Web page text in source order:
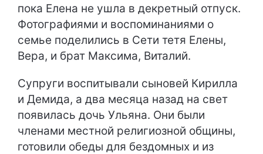
пока Елена не ушла в декретный отпуск.
Фотографиями и воспоминаниями о
семье поделились в Сети тетя Елены,
Вера, и брат Максима, Виталий.
Супруги воспитывали сыновей Кирилла
и Демида, а два месяца назад на свет
появилась дочь Ульяна. Они были
членами местной религиозной общины,
готовили обеды для бездомных и из